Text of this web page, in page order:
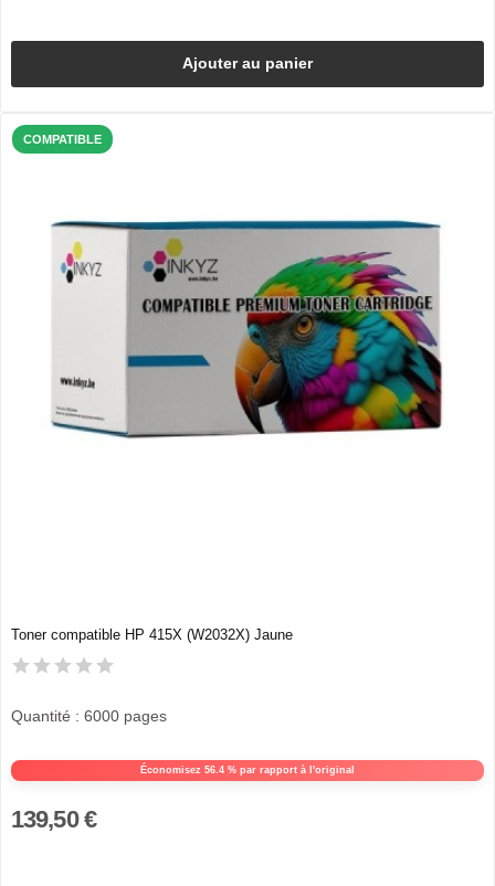
Ajouter au panier
COMPATIBLE
Toner compatible HP 415X (W2032X) Jaune
Économisez 56.4 % par rapport à l'original
Quantité : 6000 pages
139,50 €